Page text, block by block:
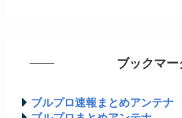
ブックマー
ブルプロ速報まとめアンテナ